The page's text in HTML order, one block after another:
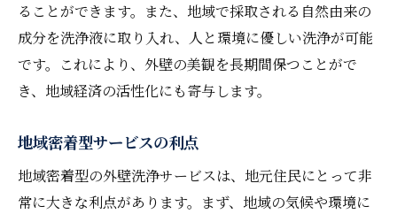
ることができます。また、地域で採取される自然由来の
成分を洗浄液に取り入れ、人と環境に優しい洗浄が可能
です。これにより、外壁の美観を長期間保つことがで
き、地域経済の活性化にも寄与します。
地域密着型サービスの利点
地域密着型の外壁洗浄サービスは、地元住民にとって非
常に大きな利点があります。まず、地域の気候や環境に